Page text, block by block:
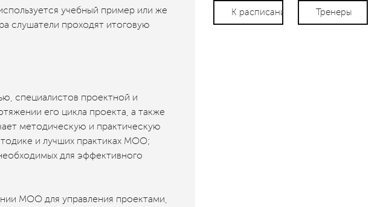
учебный пример или же
слушатели проходят итоговую
специалистов проектной и
его цикла проекта, а также
методическую и практическую
и лучших практиках МОО;
для эффективного
МОО для управления проектами,
К расписанию Тренеры